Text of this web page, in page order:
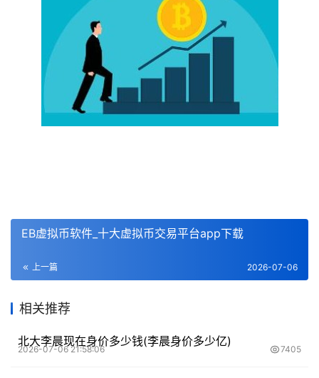
EB虚拟币软件_十大虚拟币交易平台app下载
上一篇 2026-07-06
相关推荐
北大李晨现在身价多少钱(李晨身价多少亿)
2026-07-06 21:58:06 7405